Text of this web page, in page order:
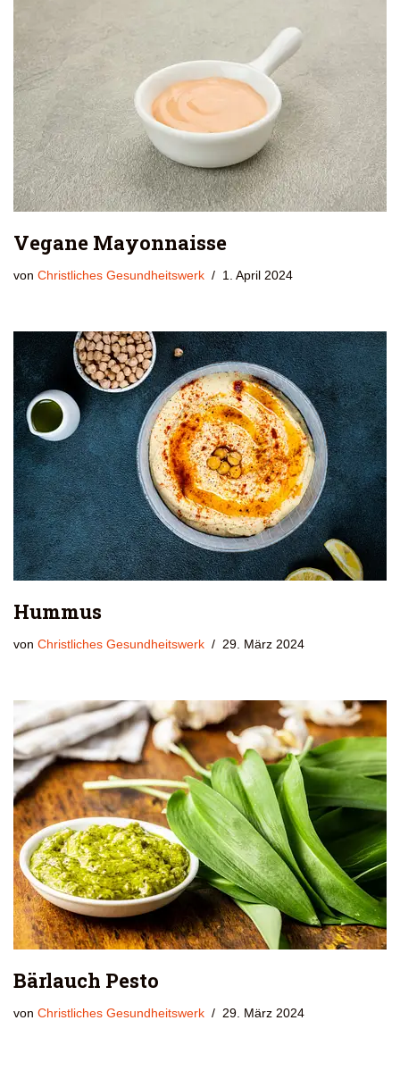
Vegane Mayonnaisse
von Christliches Gesundheitswerk 1. April 2024
Hummus
von Christliches Gesundheitswerk 29. März 2024
Bärlauch Pesto
von Christliches Gesundheitswerk 29. März 2024